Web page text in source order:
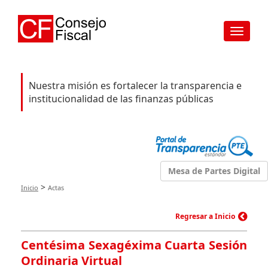
Toggle
Nuestra misión es fortalecer la transparencia e
institucionalidad de las finanzas públicas
Mesa de Partes Digital
Inicio > Actas
Regresar a Inicio
Centésima Sexagéxima Cuarta Sesión
Ordinaria Virtual